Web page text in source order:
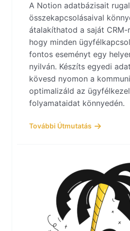
A Notion adatbázisait
összekapcsolásaival
átalakíthatod a saját CRM-
hogy minden
fontos eseményt egy
nyilván. Készíts egyedi
kövesd nyomon a
optimalizáld az
folyamataidat könnyedén.
További Útmutatás